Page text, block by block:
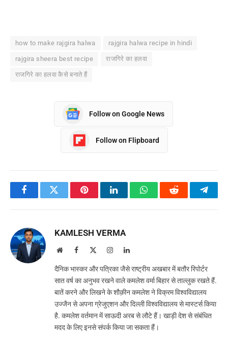
how to make rajgira halwa rajgira halwa recipe in hindi
rajgira sheera best recipe राजगिरे का हलवा
राजगिरे का हलवा कैसे बनाते हैं
Follow on Google News
Follow on Flipboard
FacebookTwitter PinterestLinkedInWhatsAppReddit
KAMLESH VERMA
WebsiteFacebook InstagramLinkedIn
दैनिक भास्कर और पत्रिका जैसे राष्ट्रीय अखबार में बतौर रिपोर्टर
सात वर्ष का अनुभव रखने वाले कमलेश वर्मा बिहार से ताल्लुक रखते हैं.
बातें करने और लिखने के शौक़ीन कमलेश ने विक्रम विश्वविद्यालय
उज्जैन से अपना ग्रेजुएशन और दिल्ली विश्वविद्यालय से मास्टर्स किया
है. कमलेश वर्तमान में साऊदी अरब से लौटे हैं। खाड़ी देश से संबंधित
मदद के लिए इनसे संपर्क किया जा सकता हैं।